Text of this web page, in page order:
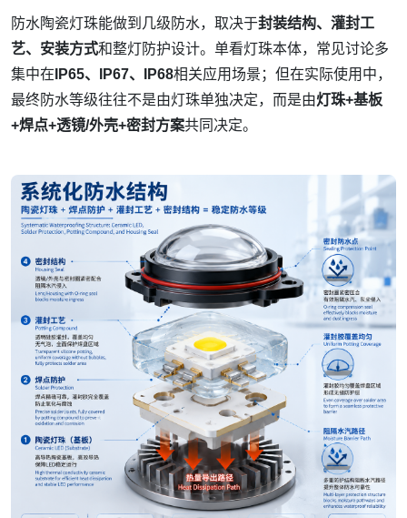
防水陶瓷灯珠能做到几级防水，取决于封装结构、灌封工
艺、安装方式和整灯防护设计。单看灯珠本体，常见讨论多
集中在 IP65、IP67、IP68相关应用场景；但在实际使用中，
最终防水等级往往不是由灯珠单独决定，而是由灯珠+基板
+焊点+透镜/外壳+密封方案共同决定。